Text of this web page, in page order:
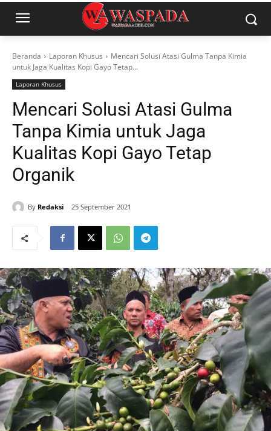
Beranda Laporan Khusus
Mencari Solusi Atasi Gulma Tanpa Kimia
untuk Jaga Kualitas Kopi Gayo Tetap...
Laporan Khusus
Mencari Solusi Atasi Gulma
Tanpa Kimia untuk Jaga
Kualitas Kopi Gayo Tetap
Organik
By Redaksi 25 September 2021